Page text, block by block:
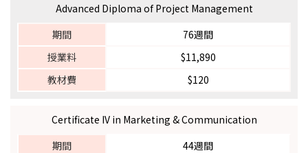
Advanced Diploma of Project Management
期間
76週間
授業料
$11,890
教材費
$120
Certificate IV in Marketing & Communication
期間
44週間